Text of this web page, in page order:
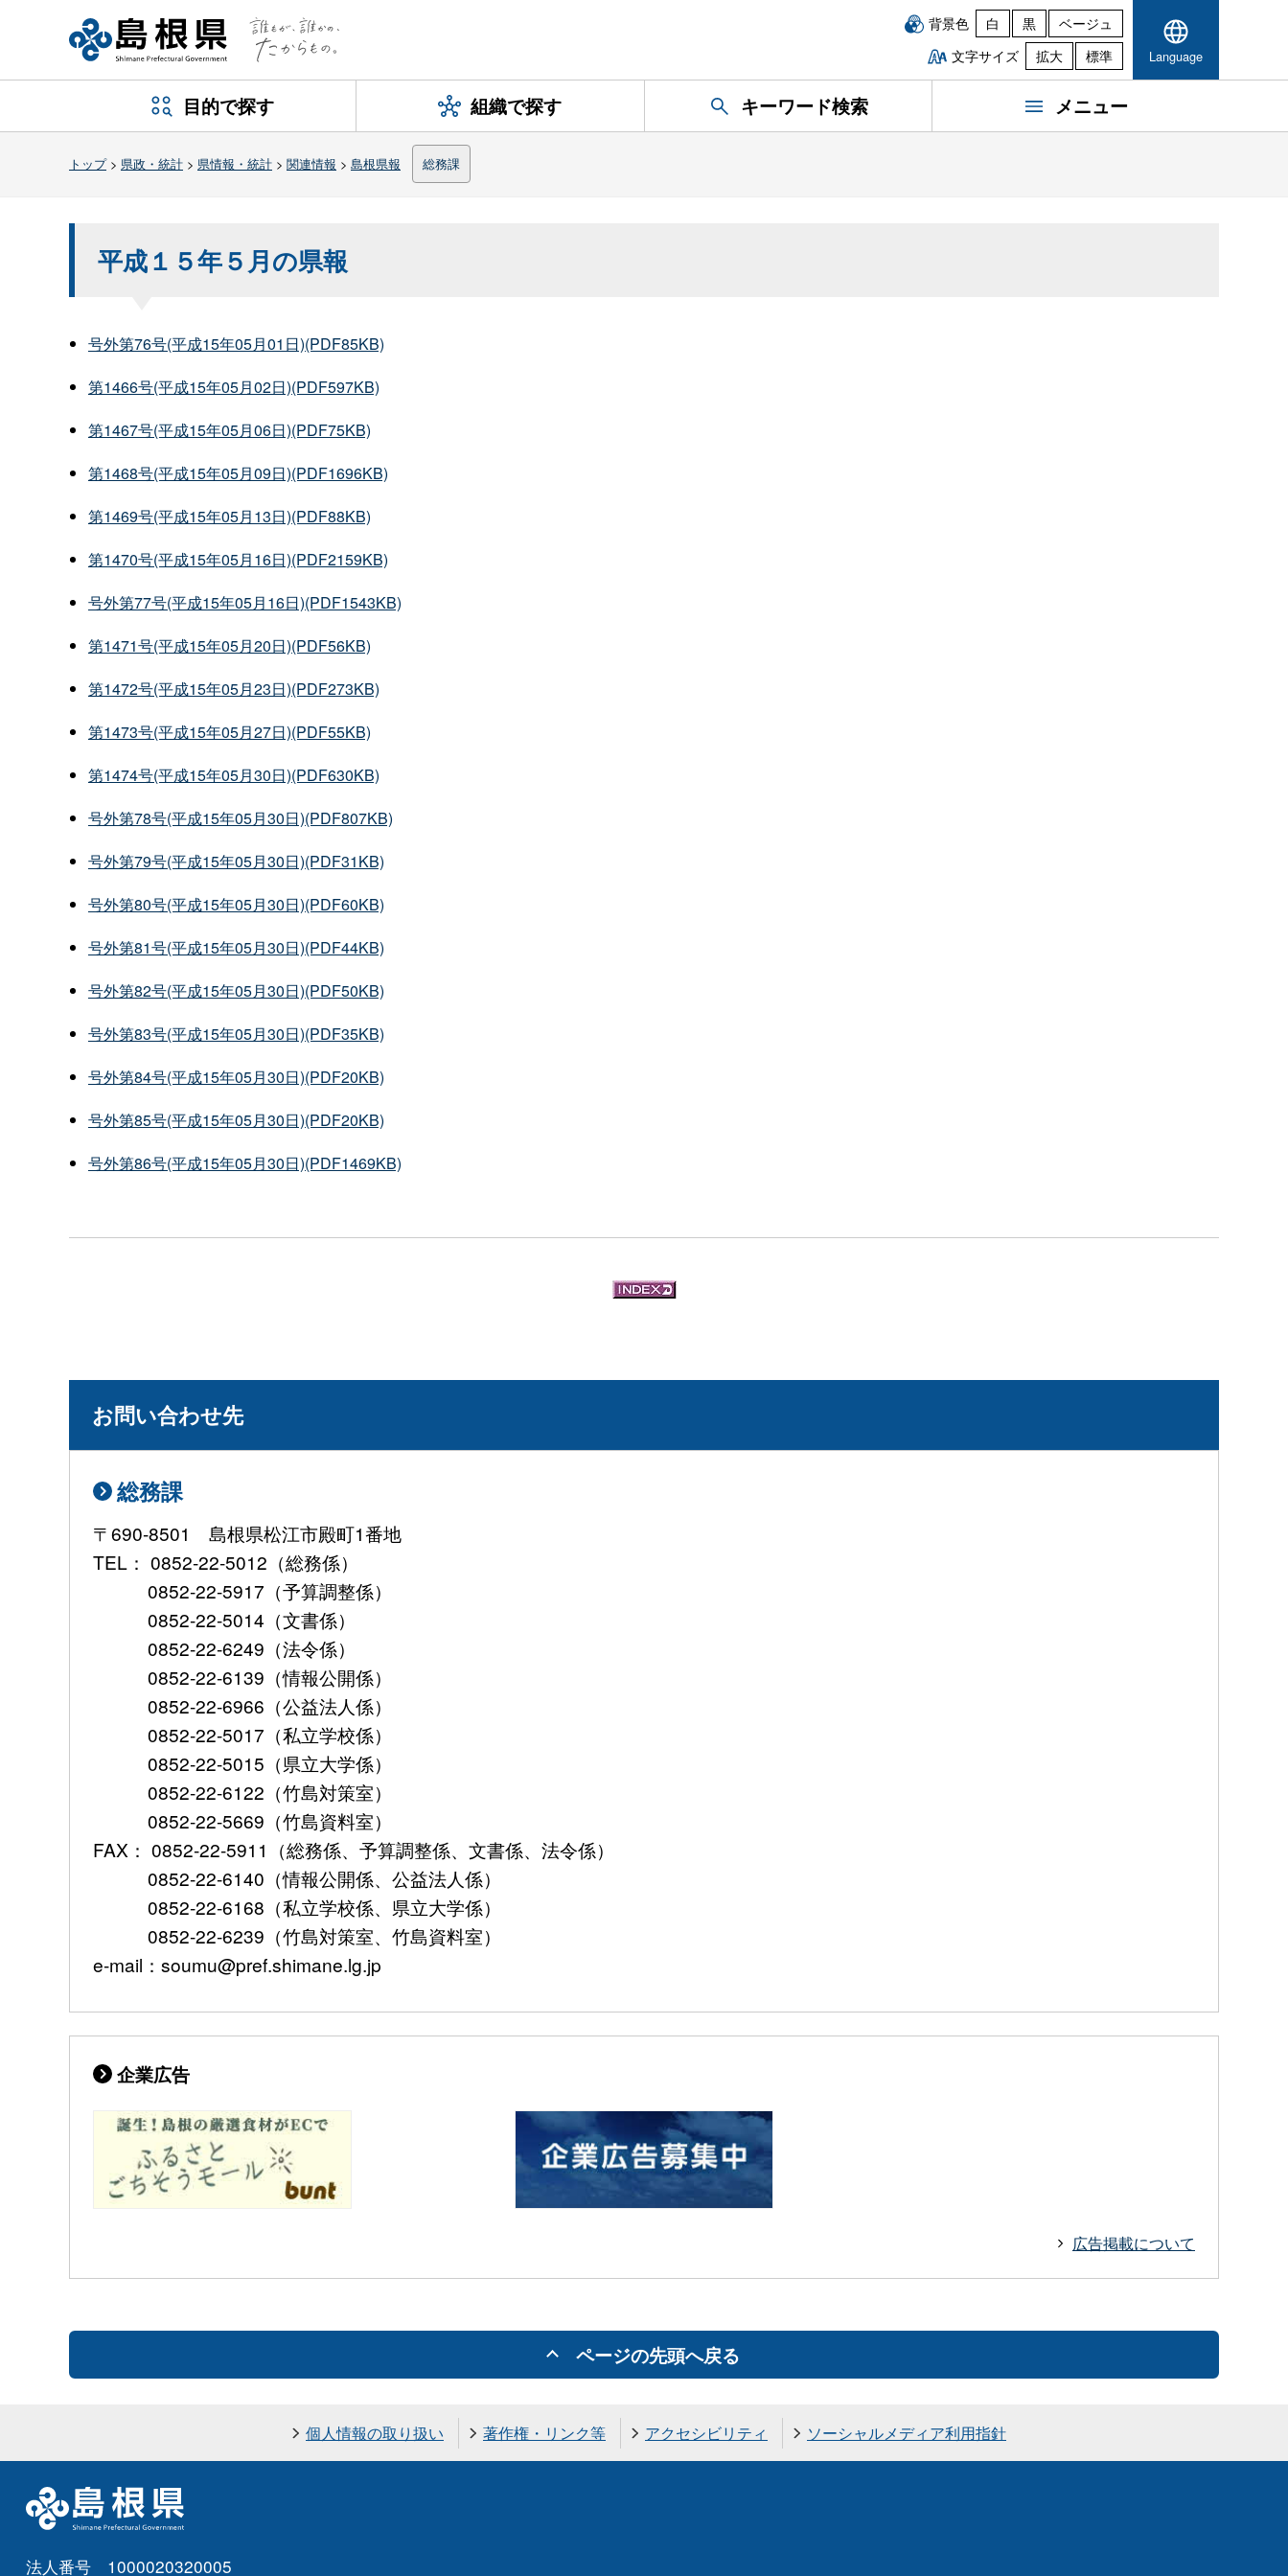
背景色 白 黒
ベージュ
文字サイズ
拡大 標準 Language
目的で探す 組織で探す キーワード検索 メニュー
トップ> 県政・統計 > 県情報・統計 > 関連情報 > 島根県報 総務課
平成１５年５月の県報
号外第76号(平成15年05月01日)(PDF85KB)
第1466号(平成15年05月02日)(PDF597KB)
第1467号(平成15年05月06日)(PDF75KB)
第1468号(平成15年05月09日)(PDF1696KB)
第1469号(平成15年05月13日)(PDF88KB)
第1470号(平成15年05月16日)(PDF2159KB)
号外第77号(平成15年05月16日)(PDF1543KB)
第1471号(平成15年05月20日)(PDF56KB)
第1472号(平成15年05月23日)(PDF273KB)
第1473号(平成15年05月27日)(PDF55KB)
第1474号(平成15年05月30日)(PDF630KB)
号外第78号(平成15年05月30日)(PDF807KB)
号外第79号(平成15年05月30日)(PDF31KB)
号外第80号(平成15年05月30日)(PDF60KB)
号外第81号(平成15年05月30日)(PDF44KB)
号外第82号(平成15年05月30日)(PDF50KB)
号外第83号(平成15年05月30日)(PDF35KB)
号外第84号(平成15年05月30日)(PDF20KB)
号外第85号(平成15年05月30日)(PDF20KB)
号外第86号(平成15年05月30日)(PDF1469KB)
お問い合わせ先
総務課
〒690-8501 島根県松江市殿町1番地
TEL： 0852-22-5012（総務係）
0852-22-5917（予算調整係）
0852-22-5014（文書係）
0852-22-6249（法令係）
0852-22-6139（情報公開係）
0852-22-6966（公益法人係）
0852-22-5017（私立学校係）
0852-22-5015（県立大学係）
0852-22-6122（竹島対策室）
0852-22-5669（竹島資料室）
FAX： 0852-22-5911（総務係、予算調整係、文書係、法令係）
0852-22-6140（情報公開係、公益法人係）
0852-22-6168（私立学校係、県立大学係）
0852-22-6239（竹島対策室、竹島資料室）
e-mail：soumu@pref.shimane.lg.jp
企業広告
広告掲載について
ページの先頭へ戻る
個人情報の取り扱い 著作権・リンク等 アクセシビリティ ソーシャルメディア利用指針
法人番号 1000020320005